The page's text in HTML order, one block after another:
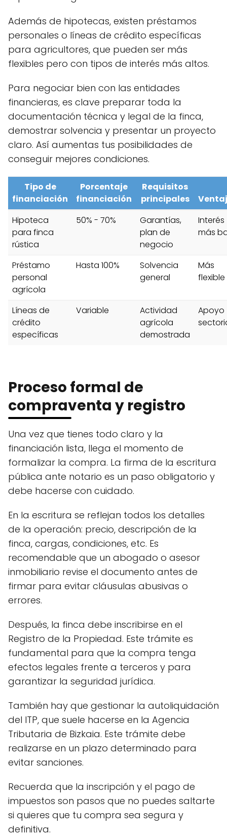
Además de hipotecas, existen préstamos
personales o líneas de crédito específicas
para agricultores, que pueden ser más
flexibles pero con tipos de interés más altos.
Para negociar bien con las entidades
financieras, es clave preparar toda la
documentación técnica y legal de la finca,
demostrar solvencia y presentar un proyecto
claro. Así aumentas tus posibilidades de
conseguir mejores condiciones.
Tipo de
financiación
Porcentaje
financiación
Requisitos
principales
Hipoteca
para finca
rústica
50% - 70%
Garantías,
plan de
negocio
Interés
más
Préstamo
personal
agrícola
Hasta 100%
Solvencia
general
Más
flexible
Líneas de
crédito
específicas
Variable
Actividad
agrícola
demostrada
Apoyo
Proceso formal de
compraventa y registro
Una vez que tienes todo claro y la
financiación lista, llega el momento de
formalizar la compra. La firma de la escritura
pública ante notario es un paso obligatorio y
debe hacerse con cuidado.
En la escritura se reflejan todos los detalles
de la operación: precio, descripción de la
finca, cargas, condiciones, etc. Es
recomendable que un abogado o asesor
inmobiliario revise el documento antes de
firmar para evitar cláusulas abusivas o
errores.
Después, la finca debe inscribirse en el
Registro de la Propiedad. Este trámite es
fundamental para que la compra tenga
efectos legales frente a terceros y para
garantizar la seguridad jurídica.
También hay que gestionar la autoliquidación
del ITP, que suele hacerse en la Agencia
Tributaria de Bizkaia. Este trámite debe
realizarse en un plazo determinado para
evitar sanciones.
Recuerda que la inscripción y el pago de
impuestos son pasos que no puedes saltarte
si quieres que tu compra sea segura y
definitiva.